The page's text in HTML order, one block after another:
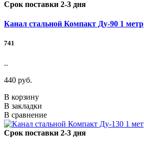
Срок поставки 2-3 дня
Канал стальной Компакт Ду-90 1 метр
741
..
440 руб.
В корзину
В закладки
В сравнение
Срок поставки 2-3 дня